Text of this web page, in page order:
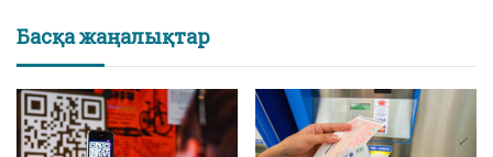
Басқа жаңалықтар